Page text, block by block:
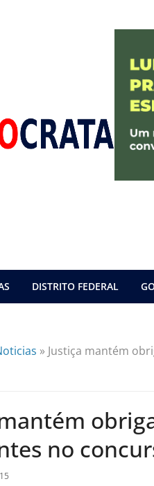
DISTRITO FEDERAL
» Justiça mantém
no